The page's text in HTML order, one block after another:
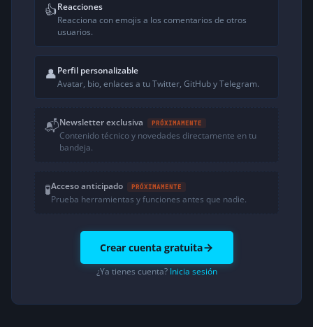
👍Reacciones
Reacciona con emojis a los comentarios de otros
usuarios.
👤Perfil personalizable
Avatar, bio, enlaces a tu Twitter, GitHub y Telegram.
📬Newsletter exclusiva PRÓXIMAMENTE
Contenido técnico y novedades directamente en tu
bandeja.
🧪Acceso anticipado PRÓXIMAMENTE
Prueba herramientas y funciones antes que nadie.
Crear cuenta gratuita
¿Ya tienes cuenta? Inicia sesión